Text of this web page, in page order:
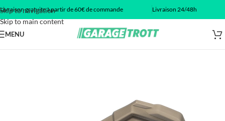
Skip to navigation
Skip to main content
Livraison gratuite à partir de 60€ de commande Livraison 24/48h
MENU